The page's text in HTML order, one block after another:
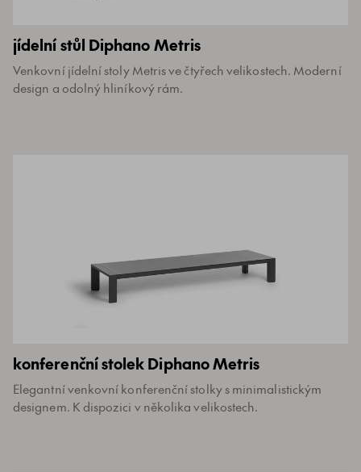
jídelní stůl Diphano Metris
Venkovní jídelní stoly Metris ve čtyřech velikostech. Moderní
design a odolný hliníkový rám.
konferenční stolek Diphano Metris
Elegantní venkovní konferenční stolky s minimalistickým
designem. K dispozici v několika velikostech.